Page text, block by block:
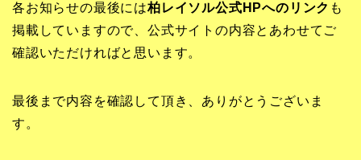
各お知らせの最後には柏レイソル公式HPへのリンク も
掲載していますので、公式サイトの内容とあわせてご
確認いただければと思います。
最後まで内容を確認して頂き、ありがとうございま
す。